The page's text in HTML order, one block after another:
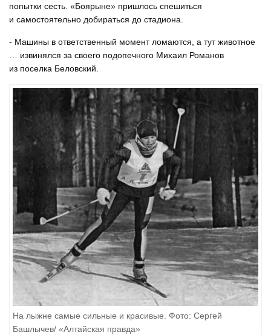
попытки сесть. «Боярыне» пришлось спешиться
и самостоятельно добираться до стадиона.
- Машины в ответственный момент ломаются, а тут животное
… извинялся за своего подопечного Михаил Романов
из поселка Беловский.
На лыжне самые сильные и красивые. Фото: Сергей
Башлычев/ «Алтайская правда»